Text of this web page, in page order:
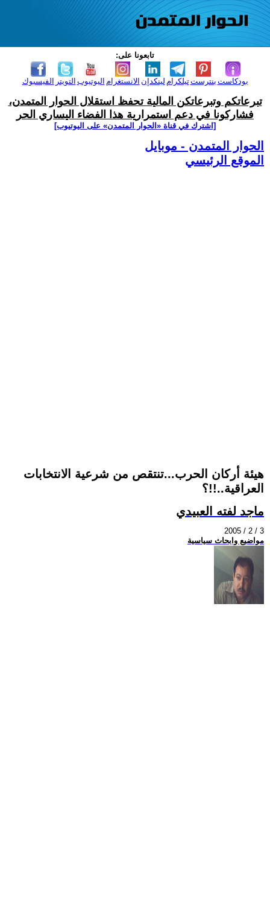
تابعونا على:
الفيسبوك التويتر اليوتيوب الانستغرام لينكدإن تيلكرامبنترست بودكاست
تبرعاتكم وتبرعاتكن المالية تحفظ استقلال الحوار المتمدن،
فشاركونا في دعم استمرارية هذا الفضاء اليساري الحر
[اشترك في قناة ‫«الحوار المتمدن» على اليوتيوب]
الحوار المتمدن - موبايل
الموقع الرئيسي
هيئة أركان الحرب...تنتقص من شرعية الانتخابات
العراقية..!!؟
ماجد لفته العبيدي
2005 / 2 / 3
مواضيع وابحاث سياسية